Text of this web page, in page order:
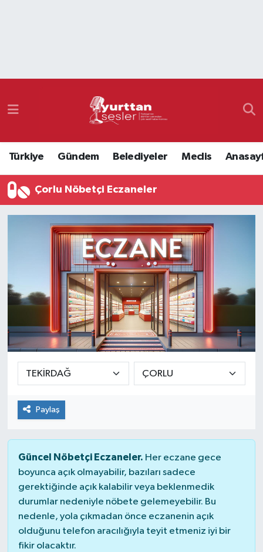
Türkiye Gündem Belediyeler Meclis
Çorlu Nöbetçi Eczaneler
Paylaş
Güncel Nöbetçi Eczaneler. Her eczane gece
boyunca açık olmayabilir, bazıları sadece
gerektiğinde açık kalabilir veya beklenmedik
durumlar nedeniyle nöbete gelemeyebilir. Bu
nedenle, yola çıkmadan önce eczanenin açık
olduğunu telefon aracılığıyla teyit etmeniz iyi bir
fikir olacaktır.
Namaz Vakitleri
Süper Lig Puan Durumu ve Fikstür
Tüm Manşetler
Son Dakika Haberleri
Haber Arşivi